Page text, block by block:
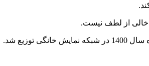
خالی از لطف نیست.